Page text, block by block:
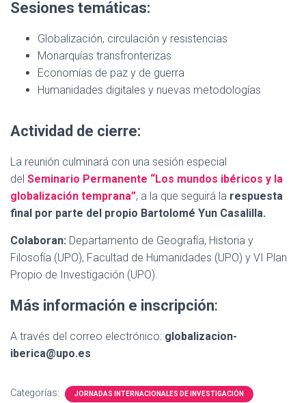
Sesiones temáticas:
Globalización, circulación y resistencias
Monarquías transfronterizas
Economías de paz y de guerra
Humanidades digitales y nuevas metodologías
Actividad de cierre:
La reunión culminará con una sesión especial
del Seminario Permanente “Los mundos ibéricos y la
globalización temprana”, a la que seguirá la respuesta
final por parte del propio Bartolomé Yun Casalilla.
Colaboran: Departamento de Geografía, Historia y
Filosofía (UPO), Facultad de Humanidades (UPO) y VI Plan
Propio de Investigación (UPO).
Más información e inscripción:
A través del correo electrónico: globalizacion-
iberica@upo.es
Categorías: JORNADAS INTERNACIONALES DE INVESTIGACIÓN